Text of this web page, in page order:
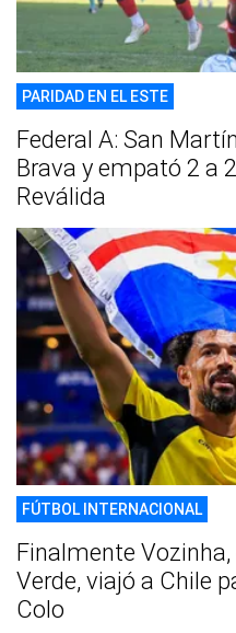
PARIDAD EN EL ESTE
Federal A: San
Brava y empató 2 a
Reválida
FÚTBOL INTERNACIONAL
Finalmente
Verde, viajó a Chile
Colo